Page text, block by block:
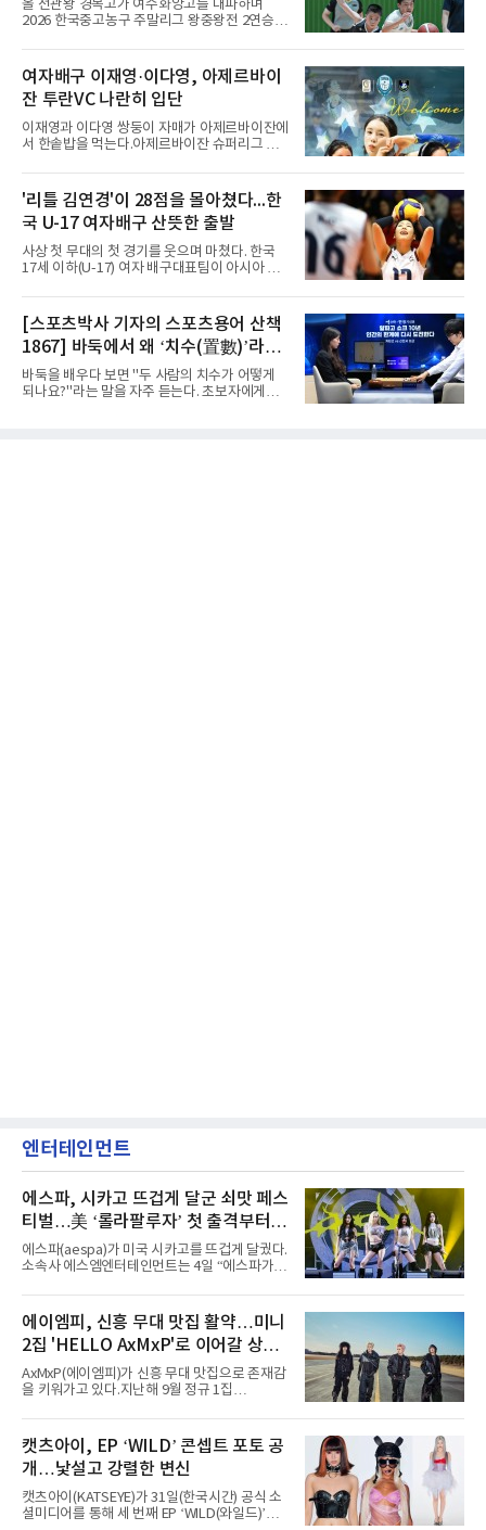
꺾은 한국은 조별리그 전승으로 준결승 티켓을
손에 넣었다.공격은 고르게 터졌다. 김요한(삼성
육부대)이 9득점으로 힘을 보탰다.대표팀은 8일
오후 8시 30분 A조 2위와 결승
올 전관왕 경복고가 여수화양고를 대파하며
2026 한국중고농구 주말리그 왕중왕전 2연승을
7일 전남 해남 구교체육관에서 열린 대회 남고
부 H조 예선 2차전에서 박지오(26점)와 김호원
(22점)의 활약을 앞세워 여수화양고를 94-59로
완파했다. 이로써 경복고는 예선 2전 전승을 기
록하며 조 1위로 결승 토너먼트에 진출했다.경
복고는 1쿼터 초반부터 박지오의 높은 슛 성공
률을 앞세워 공격을 주도하며 24-15로 기선을
후반 들어 내·외곽에서 고른 득점포를 가동하며
점수 차를 크게 벌려 여유 있게 승
여자배구 이재영·이다영, 아제르바이
잔 투란VC 나란히 입단
이재영과 이다영 쌍둥이 자매가 아제르바이잔에
서 한솥밥을 먹는다.아제르바이잔 슈퍼리그 투
일 이다영과도 계약했다고 발표했다. 구단은 이
다영이 2026-2027시즌 투란 소속으로 활약할
예정이라고 전했다.두 선수가 국내를 떠난 것은
2021년이다. V리그 흥국생명 소속이던 당시 중
학교 시절 학교 폭력을 행사했다는 폭로가 나오
면서 한국 배구계를 등졌다.이재영의 해외 여정
은 순탄치 않았다. 2021년 말 그리스 PAOK 테
리그 빅토리아 히메지에 합류했다가 지난 5월
팀을 떠났다.이다영은 더 많은 무대를
'리틀 김연경'이 28점을 몰아쳤다...한
국 U-17 여자배구 산뜻한 출발
사상 첫 무대의 첫 경기를 웃으며 마쳤다. 한국
17세 이하(U-17) 여자 배구대표팀이 아시아 챔
전을 승리로 장식했다.이승여 감독이 이끄는 한
국은 7일(한국시간) 칠레 로스 안데스의 리세오
믹스토 체육관에서 열린 2026 국제배구연맹
(FIVB) U-17 여자 세계선수권대회 조별리그 D조
1차전에서 푸에르토리코를 3-1(25-10 25-23
19-25 26-24)로 이겼다.승리의 중심에는 '리틀
김연경'으로 불리는 아웃사이드 히터 손서연(선
[스포츠박사 기자의 스포츠용어 산책
1867] 바둑에서 왜 ‘치수(置數)’라고
말할까
바둑을 배우다 보면 "두 사람의 치수가 어떻게
되나요?"라는 말을 자주 듣는다. 초보자에게는
엔터테인먼트
에스파, 시카고 뜨겁게 달군 쇠맛 페스
티벌…美 ‘롤라팔루자’ 첫 출격부터
증명한 존재감
에스파(aespa)가 미국 시카고를 뜨겁게 달궜다.
소속사 에스엠엔터테인먼트는 4일 “에스파가
서 열린 ‘롤라팔루자 시카고’(Lollapalooza
Chicago)의 알리안츠 스테이지에 올랐다”며
“총 14곡으로 구성된 세트리스트를 선사, 데뷔 7
년 차다운 노련한 무대 매너와 파워풀한 에너지
로 현장의 분위기를 압도했다”고 밝혔다.1991
년 시작된 ‘롤라팔루자’는 8개 스테이지, 170여
팀의 아티스트와 40만 명 이상의 관객이 운집하
코르티스 등 K팝 스타들이 출연진 명단에 이름
을 올렸다.이날 에스파는
에이엠피, 신흥 무대 맛집 활약…미니
2집 'HELLO AxMxP'로 이어갈 상승
세
AxMxP(에이엠피)가 신흥 무대 맛집으로 존재감
을 키워가고 있다.지난해 9월 정규 1집
AxMxP는 데뷔 전부터 버스킹과 각종 페스티벌,
공연 무대에 오르며 실전 경험을 쌓아왔다.이들
은 소속사 패밀리 콘서트를 비롯해 '뷰티풀 민트
라이프 2025', '2025 부산국제록페스티벌' 등 대
형 무대에 잇달아 출연해 당찬 에너지와 풋풋한
매력으로 음악팬들의 눈도장을 찍었다.이후
AxMxP는 '카운트다운 판타지 2025-2026',
캣츠아이, EP ‘WILD’ 콘셉트 포토 공
개…낯설고 강렬한 변신
캣츠아이(KATSEYE)가 31일(한국시간) 공식 소
셜미디어를 통해 세 번째 EP ‘WILD(와일드)’의